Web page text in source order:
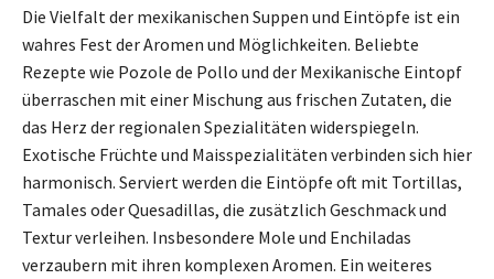
Die Vielfalt der mexikanischen Suppen und Eintöpfe ist ein
wahres Fest der Aromen und Möglichkeiten. Beliebte
Rezepte wie Pozole de Pollo und der Mexikanische Eintopf
überraschen mit einer Mischung aus frischen Zutaten, die
das Herz der regionalen Spezialitäten widerspiegeln.
Exotische Früchte und Maisspezialitäten verbinden sich hier
harmonisch. Serviert werden die Eintöpfe oft mit Tortillas,
Tamales oder Quesadillas, die zusätzlich Geschmack und
Textur verleihen. Insbesondere Mole und Enchiladas
verzaubern mit ihren komplexen Aromen. Ein weiteres